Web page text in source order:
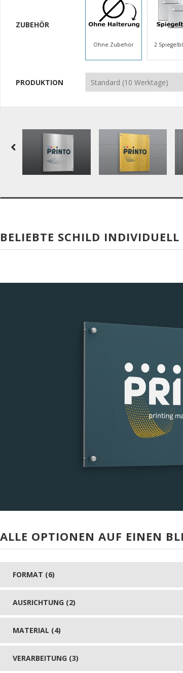
ZUBEHÖR
Ohne Zubehör 2
PRODUKTION
BELIEBTE SCHILD
ALLE OPTIONEN AUF EINEN
FORMAT (6)
AUSRICHTUNG (2)
MATERIAL (4)
VERARBEITUNG (3)